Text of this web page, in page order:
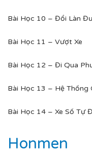
Bài Học 10 – Đổi Làn
Bài Học 11 – Vượt Xe
Bài Học 12 – Đi Qua
Bài Học 13 – Hệ Thống
Bài Học 14 – Xe Số Tự
Honmen